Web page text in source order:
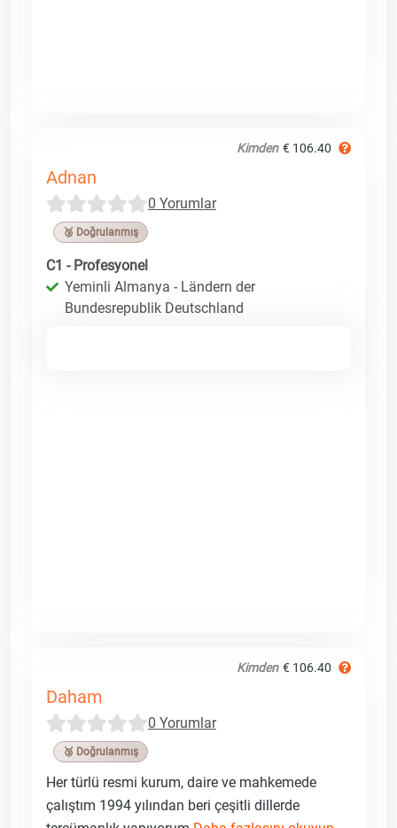
Kimden € 106.40
Adnan
0 Yorumlar
🥉 Doğrulanmış
C1 - Profesyonel
Yeminli Almanya - Ländern der
Bundesrepublik Deutschland
Kimden € 106.40
Daham
0 Yorumlar
🥉 Doğrulanmış
Her türlü resmi kurum, daire ve mahkemede
çalıştım 1994 yılından beri çeşitli dillerde